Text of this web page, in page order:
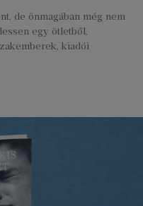
de önmagában még nem
egy ötletből,
kiadói